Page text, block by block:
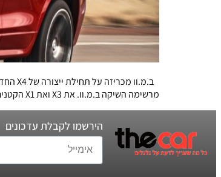
מרשימה השיקה ב.מ.וו. את X3 ואת X1 הקטנים ממנו. כך זה עובד גם עכשיו, עם ה-X הזוגי; לאחר ש-X6 הרשים כדגם ייחודי – SUV משולב בקופה, […]
הירשמו לקבלת עדכונים